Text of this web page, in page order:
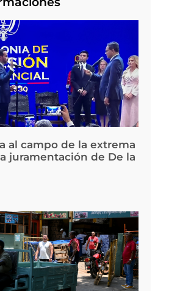
al campo de la extrema
juramentación de De la